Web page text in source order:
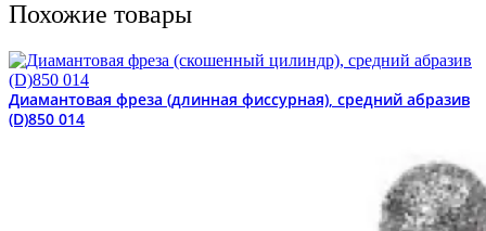
Похожие товары
Диамантовая фреза (длинная фиссурная), средний абразив
(D)850 014